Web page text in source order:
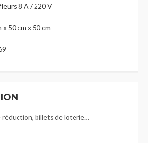
8 A / 220 V
x 50 cm x 50 cm
réduction, billets de loterie…